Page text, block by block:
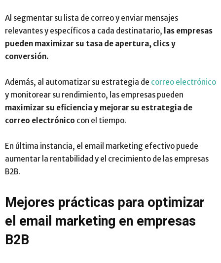
Al segmentar su lista de correo y enviar mensajes
relevantes y específicos a cada destinatario, las empresas
pueden maximizar su tasa de apertura, clics y
conversión.
Además, al automatizar su estrategia de correo electrónico
y monitorear su rendimiento, las empresas pueden
maximizar su eficiencia y mejorar su estrategia de
correo electrónico con el tiempo.
En última instancia, el email marketing efectivo puede
aumentar la rentabilidad y el crecimiento de las empresas
B2B.
Mejores prácticas para optimizar
el email marketing en empresas
B2B